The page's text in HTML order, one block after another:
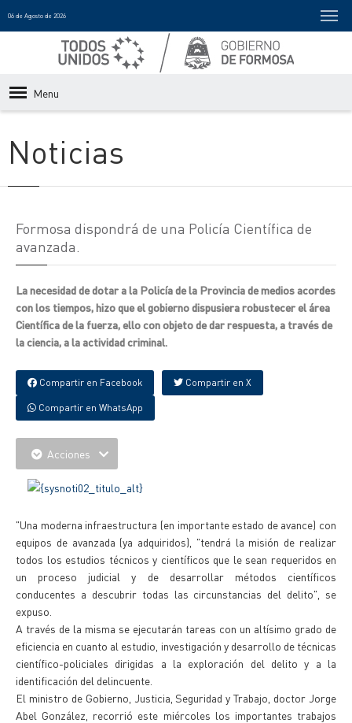
06 de Agosto de 2026
Menu
Noticias
Formosa dispondrá de una Policía Científica de
avanzada.
La necesidad de dotar a la Policía de la Provincia de medios acordes
con los tiempos, hizo que el gobierno dispusiera robustecer el área
Científica de la fuerza, ello con objeto de dar respuesta, a través de
la ciencia, a la actividad criminal.
Compartir en Facebook Compartir en X
Compartir en WhatsApp
Acciones
"Una moderna infraestructura (en importante estado de avance) con
equipos de avanzada (ya adquiridos), "tendrá la misión de realizar
todos los estudios técnicos y científicos que le sean requeridos en
un proceso judicial y de desarrollar métodos científicos
conducentes a descubrir todas las circunstancias del delito", se
expuso.
A través de la misma se ejecutarán tareas con un altísimo grado de
eficiencia en cuanto al estudio, investigación y desarrollo de técnicas
científico-policiales dirigidas a la exploración del delito y a la
identificación del delincuente.
El ministro de Gobierno, Justicia, Seguridad y Trabajo, doctor Jorge
Abel González, recorrió este miércoles los importantes trabajos